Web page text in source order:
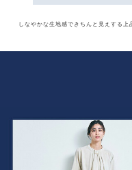
しなやかな生地感できちんと見えする上